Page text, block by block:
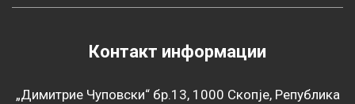
Контакт информации
„Димитрие Чуповски“ бр.13, 1000 Скопје, Република